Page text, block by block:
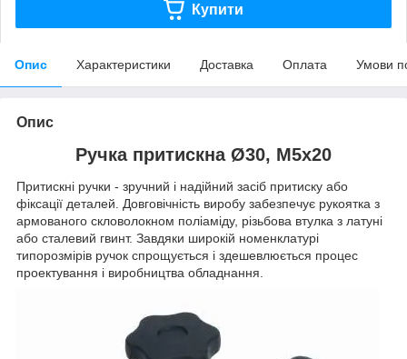
Купити
Опис Характеристики Доставка Оплата Умови
Опис
Ручка притискна Ø30, M5x20
Притискні ручки - зручний і надійний засіб притиску або
фіксації деталей. Довговічність виробу забезпечує рукоятка з
армованого скловолокном поліаміду, різьбова втулка з латуні
або сталевий гвинт. Завдяки широкій номенклатурі
типорозмірів ручок спрощується і здешевлюється процес
проектування і виробництва обладнання.